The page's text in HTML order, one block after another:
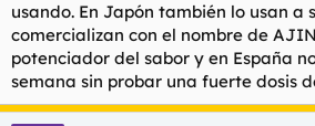
usando. En Japón también lo usan a
comercializan con el nombre de
potenciador del sabor y en España
semana sin probar una fuerte dosis